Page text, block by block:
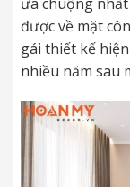
được về mặt
gái thiết kế
nhiều năm sau